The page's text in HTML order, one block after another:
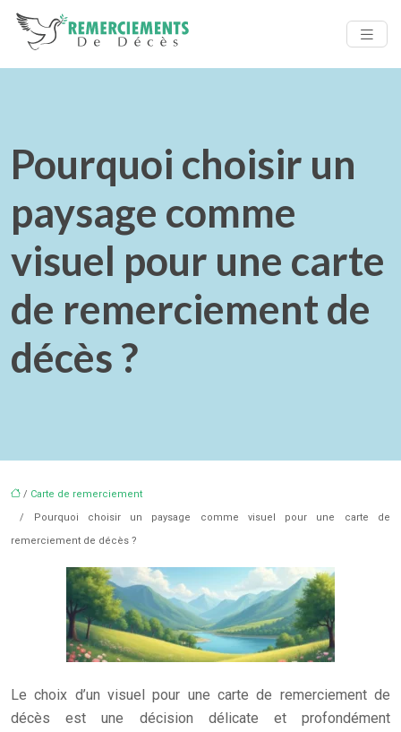
Pourquoi choisir un
paysage comme
visuel pour une carte
de remerciement de
décès ?
/ Carte de remerciement
/ Pourquoi choisir un paysage comme visuel pour une carte de
remerciement de décès ?
Le choix d’un visuel pour une carte de remerciement de
décès est une décision délicate et profondément